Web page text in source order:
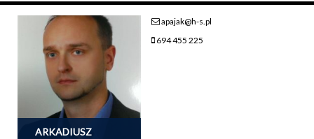
ARKADIUSZ
apajak@h-s.pl
694 455 225